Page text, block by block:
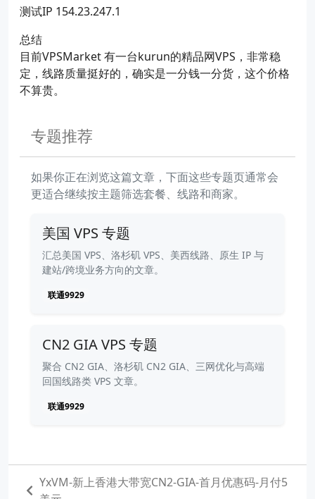
测试IP 154.23.247.1
总结
目前VPSMarket 有一台kurun的精品网VPS，非常稳
定，线路质量挺好的，确实是一分钱一分货，这个价格
不算贵。
专题推荐
如果你正在浏览这篇文章，下面这些专题页通常会
更适合继续按主题筛选套餐、线路和商家。
美国 VPS 专题
汇总美国 VPS、洛杉矶 VPS、美西线路、原生 IP 与
建站/跨境业务方向的文章。
联通9929
CN2 GIA VPS 专题
聚合 CN2 GIA、洛杉矶 CN2 GIA、三网优化与高端
回国线路类 VPS 文章。
联通9929
YxVM-新上香港大带宽CN2-GIA-首月优惠码-月付5